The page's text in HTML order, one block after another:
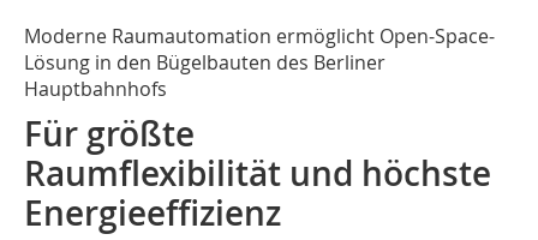
Moderne Raumautomation ermöglicht Open-Space-
Lösung in den ­Bügelbauten des Berliner
Hauptbahnhofs
Für größte
Raumflexibilität und höchste
Energieeffizienz